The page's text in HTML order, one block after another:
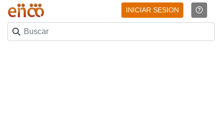
INICIAR SESION